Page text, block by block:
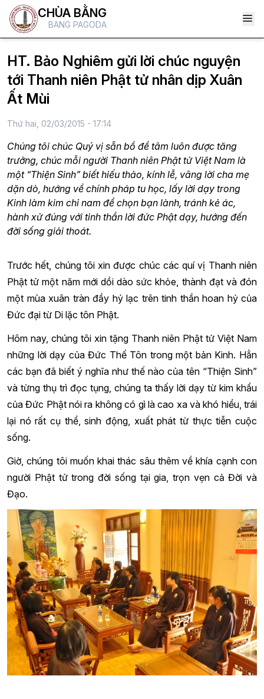
CHÙA BẰNG
BANG PAGODA
HT. Bảo Nghiêm gửi lời chúc nguyện
tới Thanh niên Phật tử nhân dịp Xuân
Ất Mùi
Thứ hai, 02/03/2015 - 17:14
Chúng tôi chúc Quý vị sẵn bồ đề tâm luôn được tăng
trưởng, chúc mỗi người Thanh niên Phật tử Việt Nam là
một “Thiện Sinh” biết hiếu thảo, kính lễ, vâng lời cha mẹ
dặn dò, hướng về chính pháp tu học, lấy lời dạy trong
Kinh làm kim chỉ nam để chọn bạn lành, tránh kẻ ác,
hành xử đúng với tinh thần lời đức Phật dạy, hướng đến
đời sống giải thoát.
Trước hết, chúng tôi xin được chúc các quí vị Thanh niên
Phật tử một năm mới dồi dào sức khỏe, thành đạt và đón
một mùa xuân tràn đầy hỷ lạc trên tinh thần hoan hỷ của
Đức đại từ Di lặc tôn Phật.
Hôm nay, chúng tôi xin tặng Thanh niên Phật tử Việt Nam
những lời dạy của Đức Thế Tôn trong một bản Kinh. Hẳn
các bạn đã biết ý nghĩa như thế nào của tên “Thiện Sinh”
và từng thụ trì đọc tụng, chúng ta thấy lời dạy từ kim khẩu
của Đức Phật nói ra không có gì là cao xa và khó hiểu, trái
lại nó rất cụ thể, sinh động, xuất phát từ thực tiễn cuộc
sống.
Giờ, chúng tôi muốn khai thác sâu thêm về khía cạnh con
người Phật tử trong đời sống tại gia, trọn vẹn cả Đời và
Đạo.